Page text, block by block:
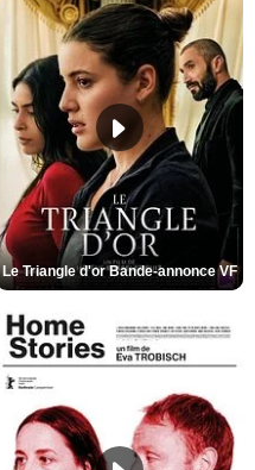
Le Triangle d'or Bande-annonce VF